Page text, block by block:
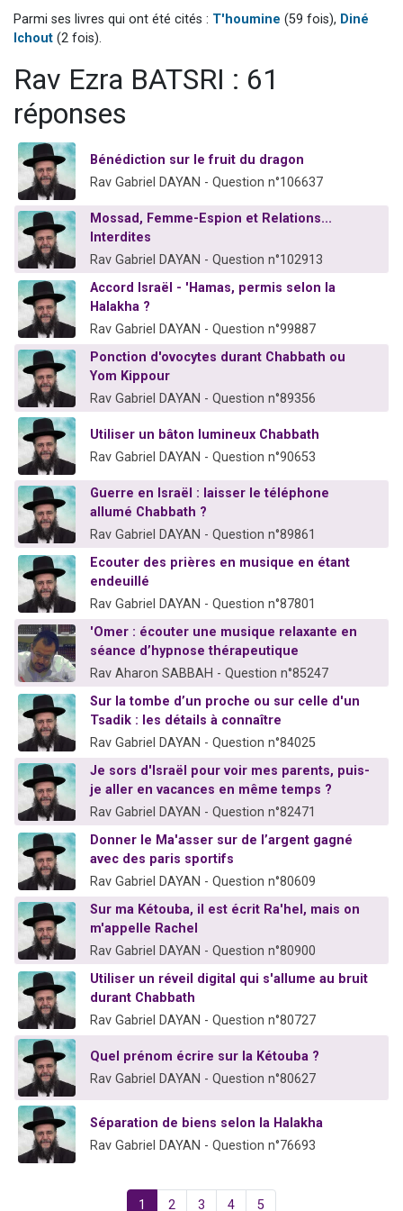
Nouvelle émission radio : Visions de grandeur n°104 : Le Chabbath et le Birkat Hamazone à travers le temps
Ariel vient de donner son Maasser
Parmi ses livres qui ont été cités : T'houmine (59 fois), Diné
Ichout (2 fois).
Rav Ezra BATSRI : 61
réponses
Bénédiction sur le fruit du dragon
Rav Gabriel DAYAN - Question n°106637
Mossad, Femme-Espion et Relations...
Interdites
Rav Gabriel DAYAN - Question n°102913
Accord Israël - 'Hamas, permis selon la
Halakha ?
Rav Gabriel DAYAN - Question n°99887
Ponction d'ovocytes durant Chabbath ou
Yom Kippour
Rav Gabriel DAYAN - Question n°89356
Utiliser un bâton lumineux Chabbath
Rav Gabriel DAYAN - Question n°90653
Guerre en Israël : laisser le téléphone
allumé Chabbath ?
Rav Gabriel DAYAN - Question n°89861
Ecouter des prières en musique en étant
endeuillé
Rav Gabriel DAYAN - Question n°87801
'Omer : écouter une musique relaxante en
séance d’hypnose thérapeutique
Rav Aharon SABBAH - Question n°85247
Sur la tombe d’un proche ou sur celle d'un
Tsadik : les détails à connaître
Rav Gabriel DAYAN - Question n°84025
Je sors d'Israël pour voir mes parents, puis-
je aller en vacances en même temps ?
Rav Gabriel DAYAN - Question n°82471
Donner le Ma'asser sur de l’argent gagné
avec des paris sportifs
Rav Gabriel DAYAN - Question n°80609
Sur ma Kétouba, il est écrit Ra'hel, mais on
m'appelle Rachel
Rav Gabriel DAYAN - Question n°80900
Utiliser un réveil digital qui s'allume au bruit
durant Chabbath
Rav Gabriel DAYAN - Question n°80727
Quel prénom écrire sur la Kétouba ?
Rav Gabriel DAYAN - Question n°80627
Séparation de biens selon la Halakha
Rav Gabriel DAYAN - Question n°76693
1 2 3 4 5